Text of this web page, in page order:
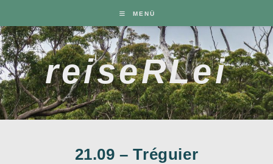
springen
MENÜ
reiseRLei
21.09 – Tréguier